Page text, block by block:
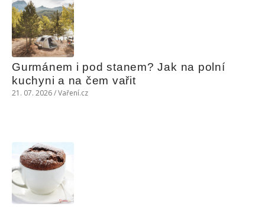
Gurmánem i pod stanem? Jak na polní
kuchyni a na čem vařit
21. 07. 2026 / Vaření.cz